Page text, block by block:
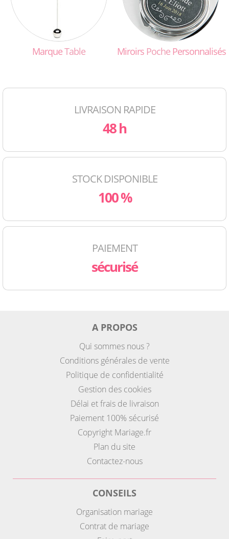
MarqueTable Miroirs Poche Personnalisés
LIVRAISON RAPIDE
48 h
STOCK DISPONIBLE
100 %
PAIEMENT
sécurisé
A PROPOS
Qui sommes nous ?
Conditions générales de vente
Politique de confidentialité
Gestion des cookies
Délai et frais de livraison
Paiement 100% sécurisé
Copyright Mariage.fr
Plan du site
Contactez-nous
CONSEILS
Organisation mariage
Contrat de mariage